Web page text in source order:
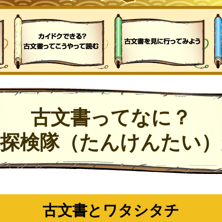
古文書ってなに？
検隊（たんけんたい
古文書とワタシタチ